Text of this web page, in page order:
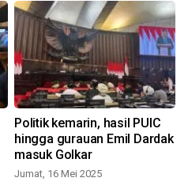
Politik kemarin, hasil PUIC
hingga gurauan Emil Dardak
masuk Golkar
Jumat, 16 Mei 2025